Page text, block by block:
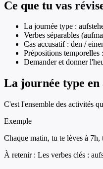
Ce que tu vas
La journée type :
Verbes séparables
Cas accusatif : den /
Prépositions temporelles
Demander et donner
La journée type en
C'est l'ensemble des activités
Exemple
Chaque matin, tu te lèves à
À retenir : Les verbes clés :